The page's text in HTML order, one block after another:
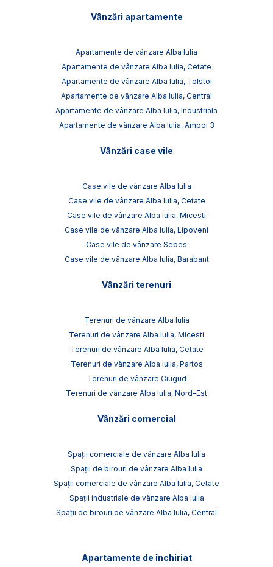
Vânzări apartamente
Apartamente de vânzare Alba Iulia
Apartamente de vânzare Alba Iulia, Cetate
Apartamente de vânzare Alba Iulia, Tolstoi
Apartamente de vânzare Alba Iulia, Central
Apartamente de vânzare Alba Iulia, Industriala
Apartamente de vânzare Alba Iulia, Ampoi 3
Vânzări case vile
Case vile de vânzare Alba Iulia
Case vile de vânzare Alba Iulia, Cetate
Case vile de vânzare Alba Iulia, Micesti
Case vile de vânzare Alba Iulia, Lipoveni
Case vile de vânzare Sebes
Case vile de vânzare Alba Iulia, Barabant
Vânzări terenuri
Terenuri de vânzare Alba Iulia
Terenuri de vânzare Alba Iulia, Micesti
Terenuri de vânzare Alba Iulia, Cetate
Terenuri de vânzare Alba Iulia, Partos
Terenuri de vânzare Ciugud
Terenuri de vânzare Alba Iulia, Nord-Est
Vânzări comercial
Spații comerciale de vânzare Alba Iulia
Spații de birouri de vânzare Alba Iulia
Spații comerciale de vânzare Alba Iulia, Cetate
Spații industriale de vânzare Alba Iulia
Spații de birouri de vânzare Alba Iulia, Central
Apartamente de închiriat